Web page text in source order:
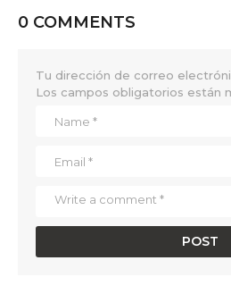
0 COMMENTS
Tu dirección de correo
Los campos obligatorios están